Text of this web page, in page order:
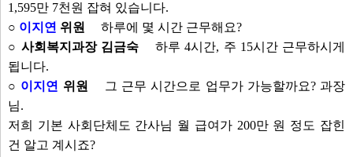
1,595만 7천원 잡혀 있습니다.
○ 이지연 위원
하루에 몇 시간 근무해요?
○ 사회복지과장 김금숙
하루 4시간, 주 15시간 근무하시게
됩니다.
○ 이지연 위원
그 근무 시간으로 업무가 가능할까요? 과장
님.
저희 기본 사회단체도 간사님 월 급여가 200만 원 정도 잡힌
건 알고 계시죠?